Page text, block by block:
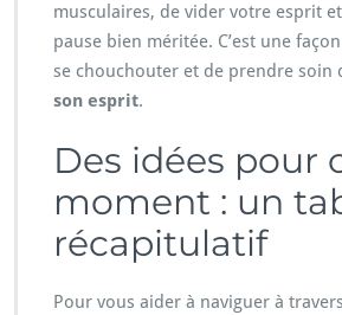
musculaires, de vider votre esprit
pause bien méritée. C’est une
se chouchouter et de prendre soin
son esprit.
Des idées pour
moment : un
récapitulatif
Pour vous aider à naviguer à